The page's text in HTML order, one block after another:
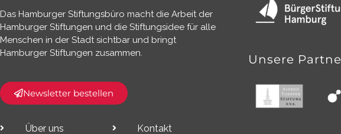
Das Hamburger Stiftungsbüro macht die Arbeit der
Hamburger Stiftungen und die Stiftungsidee für alle
Menschen in der Stadt sichtbar und bringt
Hamburger Stiftungen zusammen.​
Newsletter bestellen
Über uns Kontakt
Unsere